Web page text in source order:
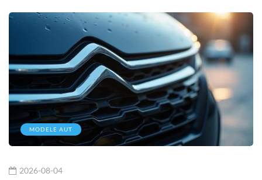
MODELE AUT
2026-08-04